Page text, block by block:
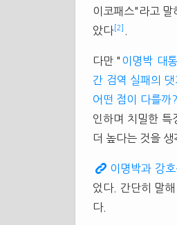
이코패스"라고 말
았다 [2]
다만 " 이명박 대
간 검역 실패의 댓
어떤 점이 다를까?
인하며 치밀한 특
더 높다는 것을 생
이명박과 강
었다. 간단히 말해
다.